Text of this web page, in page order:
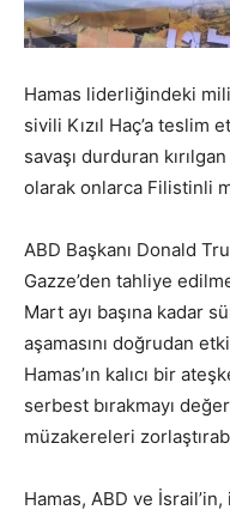
Hamas liderliğindeki
sivili Kızıl Haç’a teslim
savaşı durduran
olarak onlarca Filistinli
ABD Başkanı Donald
Gazze’den tahliye
Mart ayı başına kadar
aşamasını doğrudan
Hamas’ın kalıcı bir
serbest bırakmayı
müzakereleri
Hamas, ABD ve İsrail’in,